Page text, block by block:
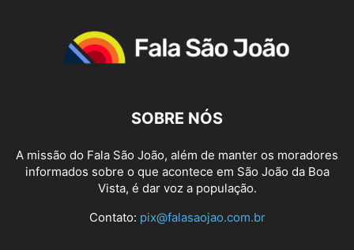
SOBRE NÓS
A missão do Fala São João, além de manter os moradores
informados sobre o que acontece em São João da Boa
Vista, é dar voz a população.
Contato: pix@falasaojao.com.br